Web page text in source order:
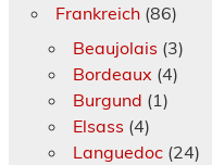
Frankreich(86)
Beaujolais (3)
Bordeaux (4)
Burgund (1)
Elsass (4)
Languedoc(24)